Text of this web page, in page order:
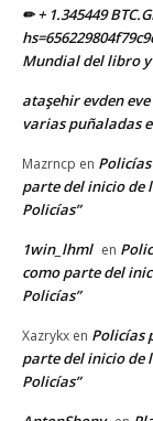
✏ + 1.345449
Mundial del libro
ataşehir evden
varias puñaladas
Mazrncp en
parte del inicio de
Policías”
1win_lhml en
como parte del
Policías”
Xazrykx en Policías
parte del inicio de
Policías”